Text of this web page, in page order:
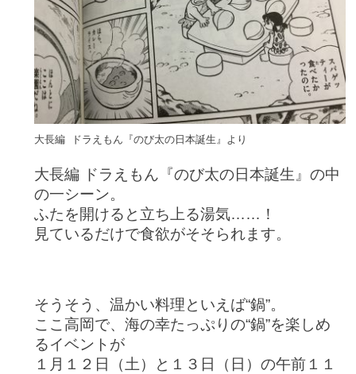
大長編 ドラえもん『のび太の日本誕生』より
大長編 ドラえもん『のび太の日本誕生』の中
の一シーン。
ふたを開けると立ち上る湯気……！
見ているだけで食欲がそそられます。
そうそう、温かい料理といえば“鍋”。
ここ高岡で、海の幸たっぷりの“鍋”を楽しめ
るイベントが
１月１２日（土）と１３日（日）の午前１１